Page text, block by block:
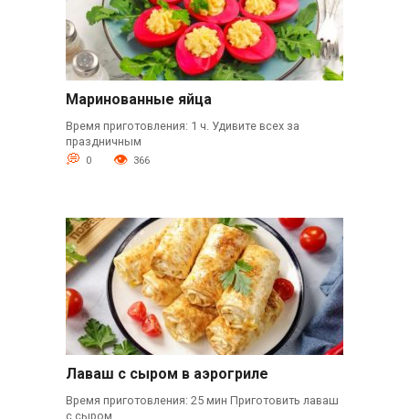
Маринованные яйца
Время приготовления: 1 ч. Удивите всех за
праздничным
0 366
Лаваш с сыром в аэрогриле
Время приготовления: 25 мин Приготовить лаваш
с сыром